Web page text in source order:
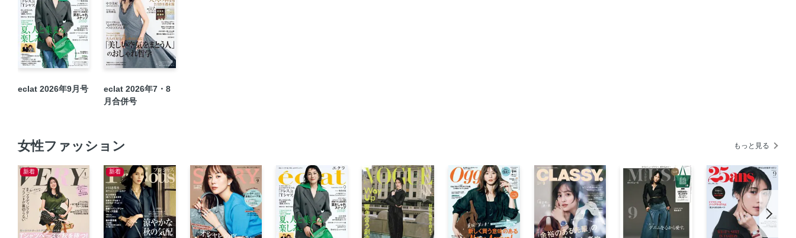
AD
Eclat FINDS
AD
次号予告
eclat 2026年9月号
eclat 2026年7・8
月合併号
女性ファッション もっと見る
新着 新着